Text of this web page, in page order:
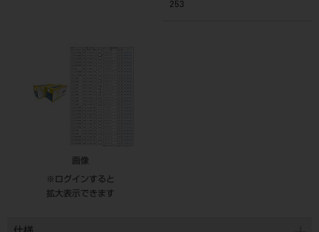
253
画像
※ログインすると
拡大表示できます